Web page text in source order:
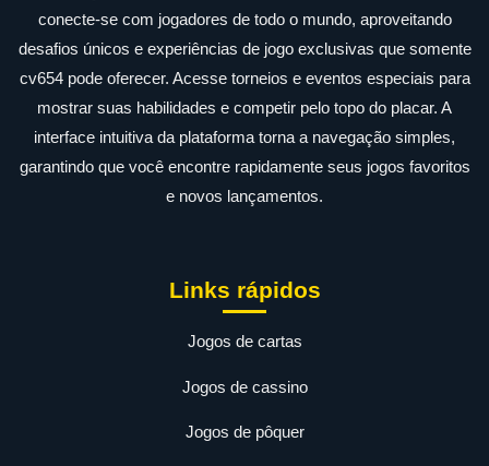
conecte-se com jogadores de todo o mundo, aproveitando
desafios únicos e experiências de jogo exclusivas que somente
cv654 pode oferecer. Acesse torneios e eventos especiais para
mostrar suas habilidades e competir pelo topo do placar. A
interface intuitiva da plataforma torna a navegação simples,
garantindo que você encontre rapidamente seus jogos favoritos
e novos lançamentos.
Links rápidos
Jogos de cartas
Jogos de cassino
Jogos de pôquer